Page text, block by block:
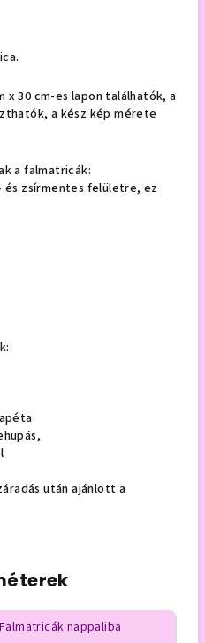
x 30 cm-es lapon találhatók, a
a kész kép mérete
a falmatricák:
zsírmentes felületre, ez
után ajánlott a
Falmatricák nappaliba